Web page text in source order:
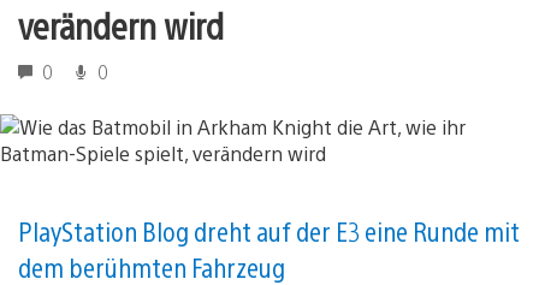
verändern wird
0 0
PlayStation Blog dreht auf der E3 eine Runde mit
dem berühmten Fahrzeug